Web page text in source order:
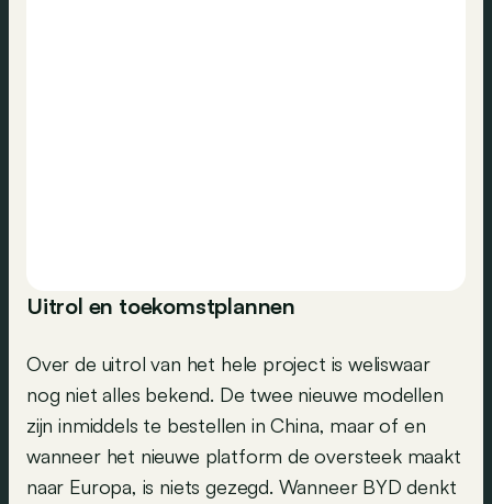
Uitrol en toekomstplannen
Over de uitrol van het hele project is weliswaar
nog niet alles bekend. De twee nieuwe modellen
zijn inmiddels te bestellen in China, maar of en
wanneer het nieuwe platform de oversteek maakt
naar Europa, is niets gezegd. Wanneer BYD denkt